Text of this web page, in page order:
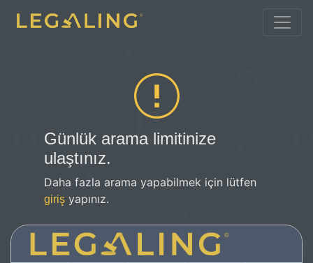
Günlük arama limitinize
ulaştınız.
Daha fazla arama yapabilmek için lütfen
giriş yapınız.